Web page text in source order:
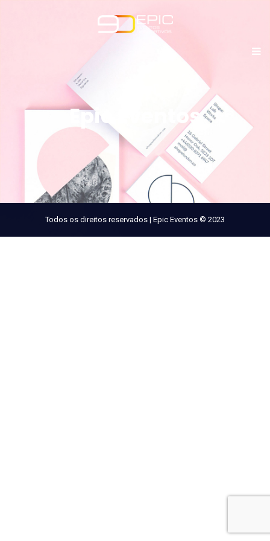
Epic Eventos
Todos os direitos reservados | Epic Eventos © 2023